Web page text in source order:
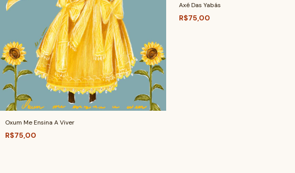
Oxum Me Ensina A Viver
R$75,00
Axé Das Yabás
R$75,00